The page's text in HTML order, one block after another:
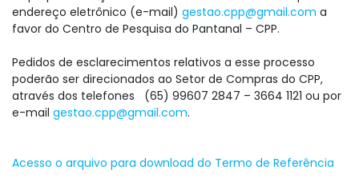
endereço eletrônico (e-mail) gestao.cpp@gmail.com a
favor do Centro de Pesquisa do Pantanal – CPP.
Pedidos de esclarecimentos relativos a esse processo
poderão ser direcionados ao Setor de Compras do CPP,
através dos telefones (65) 99607 2847 – 3664 1121 ou por
e-mail gestao.cpp@gmail.com.
Acesso o arquivo para download do Termo de Referência